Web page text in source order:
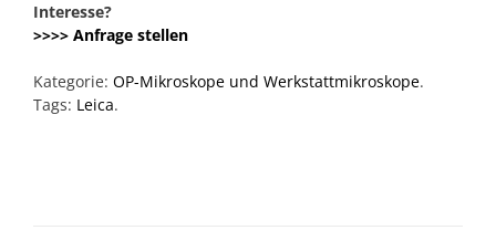
Interesse?
>>>> Anfrage stellen
Kategorie: OP-Mikroskope und Werkstattmikroskope.
Tags: Leica.